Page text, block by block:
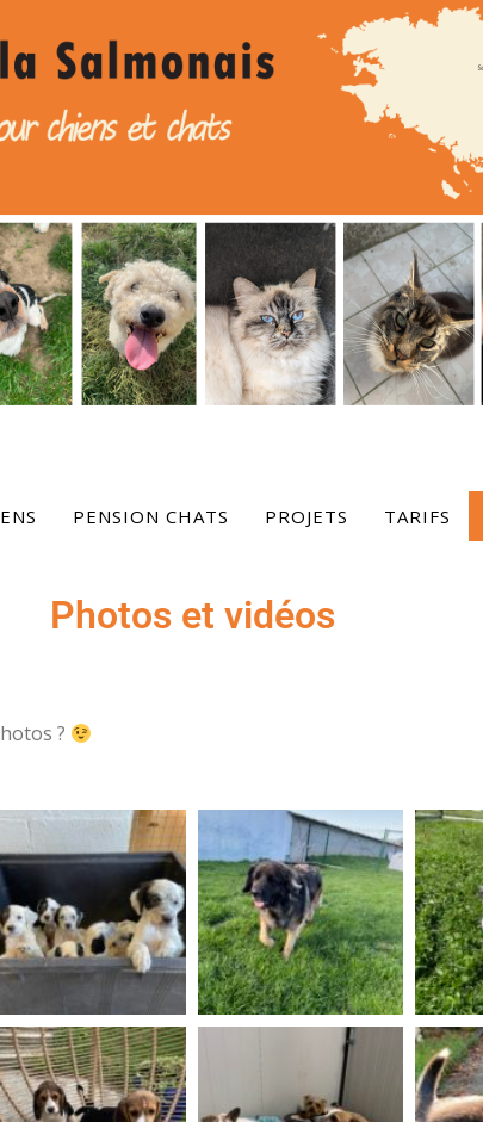
PENSION CHATS PROJETS TARIFS
Photos et vidéos
?